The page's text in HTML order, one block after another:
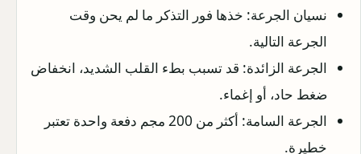
نسيان الجرعة: خذها فور التذكر ما لم يحن وقت
الجرعة التالية.
الجرعة الزائدة: قد تسبب بطء القلب الشديد، انخفاض
ضغط حاد، أو إغماء.
الجرعة السامة: أكثر من 200 مجم دفعة واحدة تعتبر
خطيرة.